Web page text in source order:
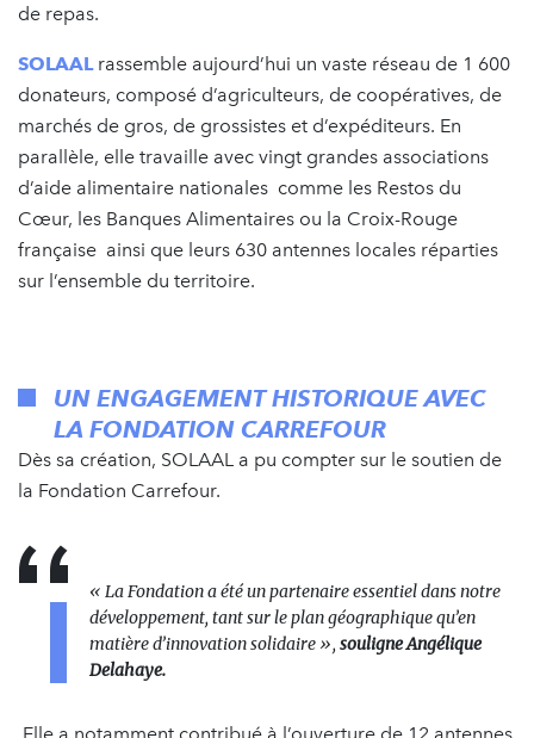
de repas.
SOLAALrassemble aujourd’hui un vaste réseau de 1 600
donateurs, composé d’agriculteurs, de coopératives, de
marchés de gros, de grossistes et d’expéditeurs. En
parallèle, elle travaille avec vingt grandes associations
d’aide alimentaire nationales comme les Restos du
Cœur, les Banques Alimentaires ou la Croix-Rouge
française ainsi que leurs 630 antennes locales réparties
sur l’ensemble du territoire.
UN ENGAGEMENT HISTORIQUE AVEC
LA FONDATION CARREFOUR
Dès sa création, SOLAAL a pu compter sur le soutien de
la Fondation Carrefour.
« La Fondation a été un partenaire essentiel dans notre
développement, tant sur le plan géographique qu’en
matière d’innovation solidaire », souligne Angélique
Delahaye.
Elle a notamment contribué à l’ouverture de 12 antennes